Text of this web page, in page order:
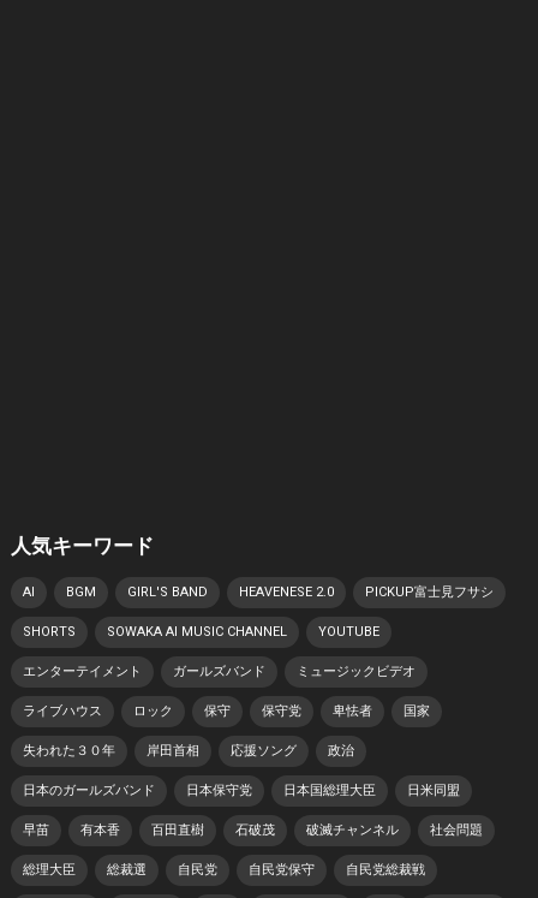
人気キーワード
AI BGM GIRL'S BAND HEAVENESE 2.0 PICKUP富士見フサシ
SHORTS SOWAKA AI MUSIC CHANNEL YOUTUBE
エンターテイメント ガールズバンド ミュージックビデオ
ライブハウス ロック 保守 保守党 卑怯者 国家
失われた３０年 岸田首相 応援ソング 政治
日本のガールズバンド 日本保守党 日本国総理大臣 日米同盟
早苗 有本香 百田直樹 石破茂 破滅チャンネル 社会問題
総理大臣 総裁選 自民党 自民党保守 自民党総裁戦